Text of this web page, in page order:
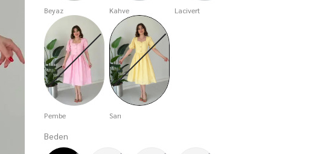
Beyaz Kahve Lacivert
Pembe Sarı
Beden